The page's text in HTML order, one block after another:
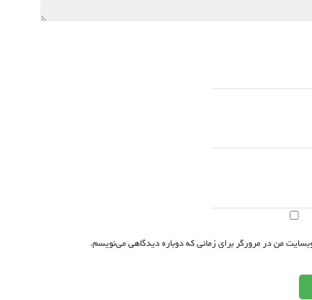
من در مرورگر برای زمانی که دوباره دیدگاهی می‌نویسم.